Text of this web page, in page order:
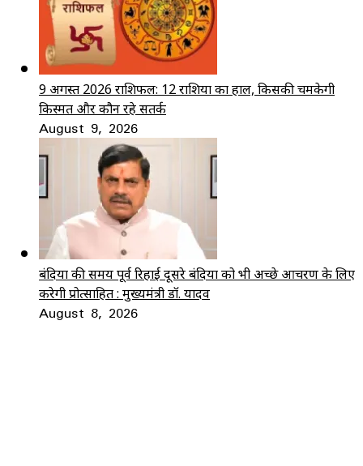
9 अगस्त 2026 राशिफल: 12 राशियों का हाल, किसकी चमकेगी
किस्मत और कौन रहे सतर्क
August 9, 2026
बंदियों की समय पूर्व रिहाई दूसरे बंदियों को भी अच्छे आचरण के लिए
करेगी प्रोत्साहित : मुख्यमंत्री डॉ. यादव
August 8, 2026